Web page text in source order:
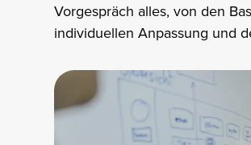
Vorgespräch alles, von den
individuellen Anpassung und